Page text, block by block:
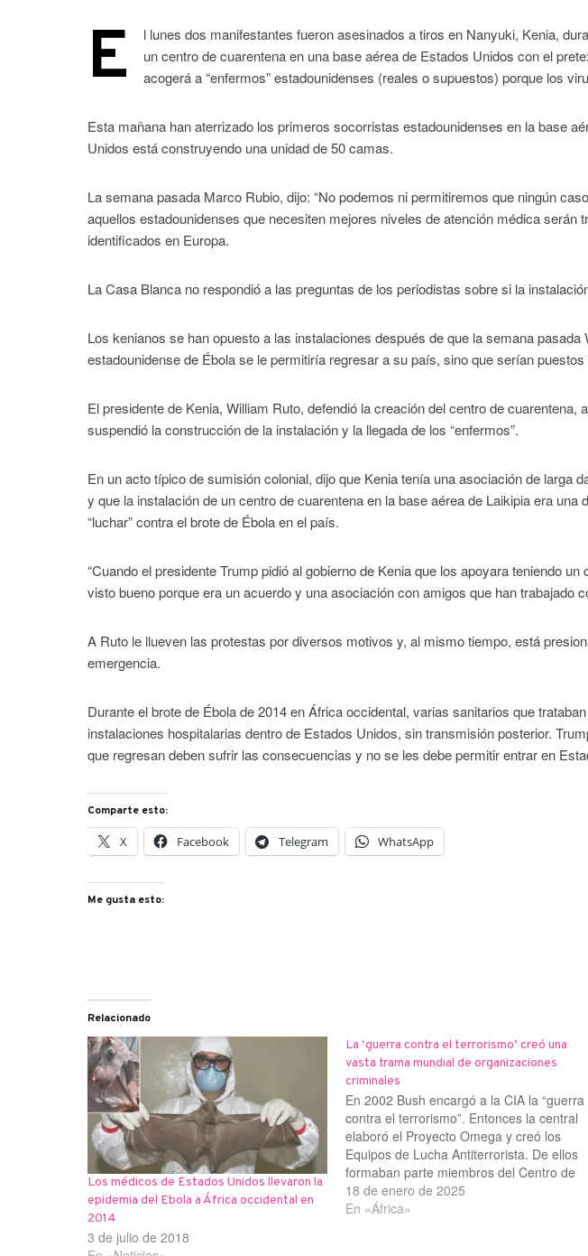
E
l lunes dos manifestantes fueron asesinados a tiros en Nanyuki, Kenia,
un centro de cuarentena en una base aérea de Estados Unidos con el
acogerá a “enfermos” estadounidenses (reales o supuestos) porque los
Esta mañana han aterrizado los primeros socorristas estadounidenses en la base
Unidos está construyendo una unidad de 50 camas.
La semana pasada Marco Rubio, dijo: “No podemos ni permitiremos que ningún
aquellos estadounidenses que necesiten mejores niveles de atención médica serán
identificados en Europa.
La Casa Blanca no respondió a las preguntas de los periodistas sobre si la
Los kenianos se han opuesto a las instalaciones después de que la semana pasada
estadounidense de Ébola se le permitiría regresar a su país, sino que serían
El presidente de Kenia, William Ruto, defendió la creación del centro de cuarentena,
suspendió la construcción de la instalación y la llegada de los “enfermos”.
En un acto típico de sumisión colonial, dijo que Kenia tenía una asociación de larga
y que la instalación de un centro de cuarentena en la base aérea de Laikipia era una
“luchar” contra el brote de Ébola en el país.
“Cuando el presidente Trump pidió al gobierno de Kenia que los apoyara teniendo
visto bueno porque era un acuerdo y una asociación con amigos que han trabajado
A Ruto le llueven las protestas por diversos motivos y, al mismo tiempo, está
emergencia.
Durante el brote de Ébola de 2014 en África occidental, varias sanitarios que
instalaciones hospitalarias dentro de Estados Unidos, sin transmisión posterior.
que regresan deben sufrir las consecuencias y no se les debe permitir entrar en
Comparte esto:
X Facebook Telegram WhatsApp
Me gusta esto:
Relacionado
Los médicos de Estados Unidos llevaron la
epidemia del Ebola a África occidental en
2014
3 de julio de 2018
La ‘guerra contra el terrorismo’ creó una
vasta trama mundial de organizaciones
criminales
En 2002 Bush encargó a la CIA la “guerra
contra el terrorismo”. Entonces la central
elaboró el Proyecto Omega y creó los
Equipos de Lucha Antiterrorista. De ellos
formaban parte miembros del Centro de
Actividades Especiales (SAC), oficiales de
inteligencia y sicarios locales. En más de
18 de enero de 2025
En «África»